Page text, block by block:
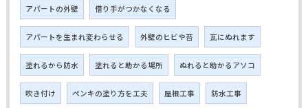
アパートの外壁 借り手がつかなくなる
アパートを生まれ変わらせる 外壁のヒビや苔 瓦にぬれます
塗れるから防水 塗れると助かる場所 ぬれると助かるアソコ
吹き付け ペンキの塗り方を工夫 屋根工事 防水工事